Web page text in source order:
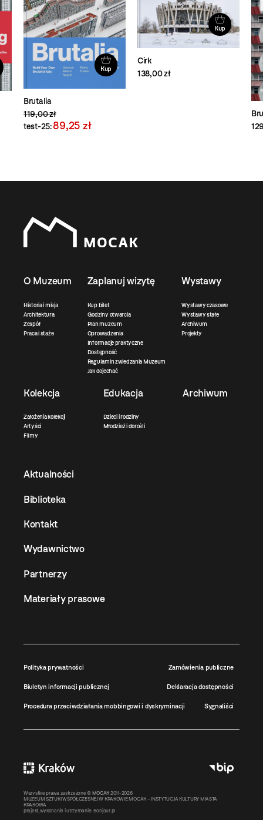
Kup
Brutalia
119,00 zł
test-25:89,25 zł
Kup
Cirk
138,00 zł
O Muzeum
Historia i misja
Architektura
Zespół
Praca i staże
Zaplanuj wizytę
Kup bilet
Godziny otwarcia
Plan muzeum
Oprowadzenia
Informacje praktyczne
Dostępność
Regulamin zwiedzania Muzeum
Jak dojechać
Wystawy
Wystawy czasowe
Wystawy stałe
Archiwum
Projekty
Kolekcja
Założenia kolekcji
Artyści
Filmy
Edukacja
Dzieci i rodziny
Młodzież i dorośli
Archiwum
Aktualności
Biblioteka
Kontakt
Wydawnictwo
Partnerzy
Materiały prasowe
Polityka prywatności Zamówienia publiczne
Biuletyn informacji publicznej Deklaracja dostępności
Procedura przeciwdziałania mobbingowi i dyskryminacji Sygnaliści
Wszystkie prawa zastrzeżone © MOCAK 2011-2026
MUZEUM SZTUKI WSPÓŁCZESNEJ W KRAKOWIE MOCAK – INSTYTUCJA KULTURY MIASTA
KRAKOWA
projekt, wykonanie i utrzymanie: Bonjour.pl